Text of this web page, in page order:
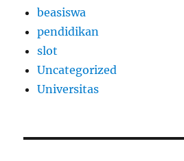
beasiswa
pendidikan
slot
Uncategorized
Universitas